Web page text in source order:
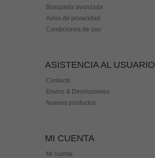
Búsqueda avanzada
Aviso de privacidad
Condiciones de úso
ASISTENCIA AL USUARIO
Contacto
Envios & Devoluciones
Nuevos productos
MI CUENTA
Mi cuenta